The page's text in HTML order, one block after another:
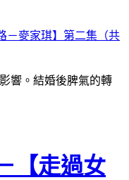
響。結婚後脾氣的轉
【走過女